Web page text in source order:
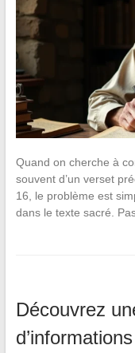
Quand on cherche à
souvent d’un verset
16, le problème est
dans le texte sacré.
Découvrez